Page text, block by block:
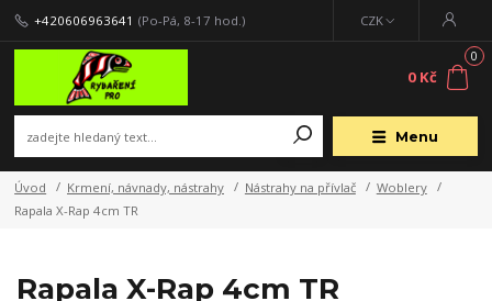
Menu
CZK
+420606963641 (Po-Pá, 8-17 hod.)
0
0 Kč
Úvod Krmení, návnady, nástrahy Nástrahy na přívlač
Woblery
Rapala X-Rap 4cm TR
Rapala X-Rap 4cm TR